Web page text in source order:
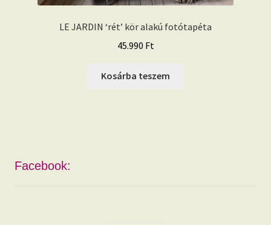
LE JARDIN ‘rét’ kör alakú fotótapéta
45.990 Ft
Kosárba teszem
Facebook: